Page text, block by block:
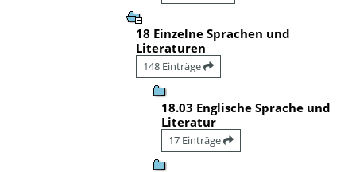
18 Einzelne Sprachen und
Literaturen
148 Einträge
18.03 Englische Sprache und
Literatur
17 Einträge